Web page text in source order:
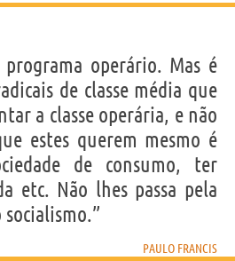
operário. Mas é
de classe média que
a classe operária, e não
estes querem mesmo é
de consumo, ter
etc. Não lhes passa pela
socialismo.”
PAULO FRANCIS